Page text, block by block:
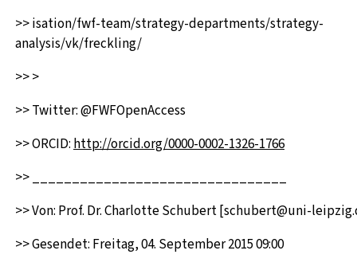
>> isation/fwf-team/strategy-departments/strategy-
analysis/vk/freckling/
>> >
>> Twitter: @FWFOpenAccess
>> ORCID: http://orcid.org/0000-0002-1326-1766
>> ________________________________
>> Von: Prof. Dr. Charlotte Schubert [schubert@uni-
>> Gesendet: Freitag, 04. September 2015 09:00